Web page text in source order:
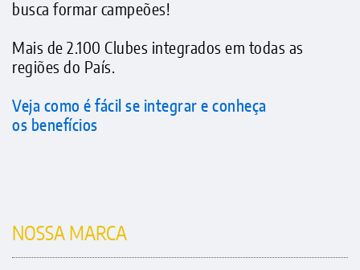
busca formar campeões!
Mais de 2.100 Clubes integrados em todas as
regiões do País.
Veja como é fácil se integrar e conheça
os benefícios
NOSSA MARCA